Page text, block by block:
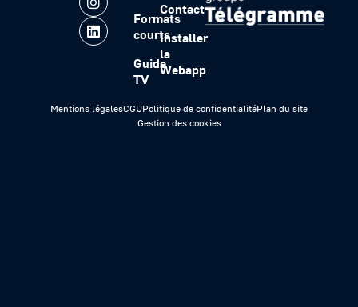
Formats
courts
Guide
TV
Contact
Installer
la
Webapp
Mentions légalesCGUPolitique de confidentialitéPlan du site
Gestion des cookies